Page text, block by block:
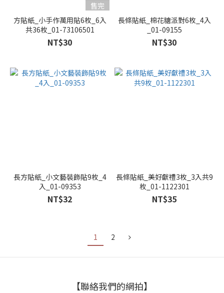
售完
方貼紙_小手作萬用貼6枚_6入
共36枚_01-73106501
NT$30
長條貼紙_棉花糖派對6枚_4入
_01-09155
NT$30
長方貼紙_小文藝裝飾貼9枚_4
入_01-09353
NT$32
長條貼紙_美好獻禮3枚_3入共9
枚_01-1122301
NT$35
1 2
【聯絡我們的網拍】